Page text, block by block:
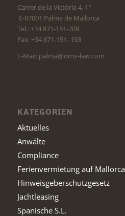
Carrer de la Victòria 4, 1°
E-07001 Palma de Mallorca
Tel.: +34 871-151-209
Fax: +34 871-151- 193
E-Mail: palma@omv-law.com
KATEGORIEN
Aktuelles
Anwälte
Compliance
Ferienvermietung auf Mallorca
Hinweisgeberschutzgesetz
Jachtleasing
Spanische S.L.